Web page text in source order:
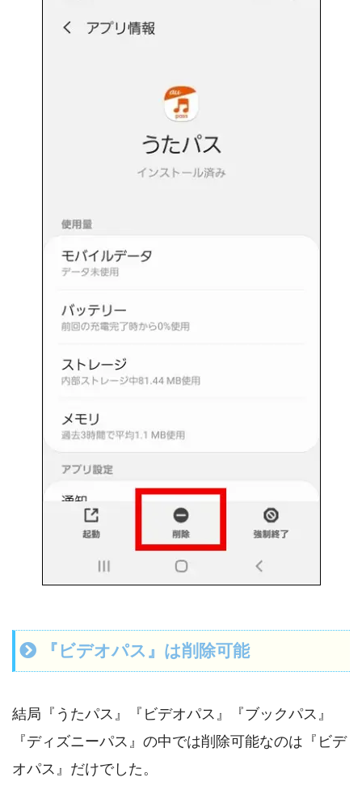
『ビデオパス』は削除可能
結局『うたパス』『ビデオパス』『ブックパス』
『ディズニーパス』の中では削除可能なのは『ビデ
オパス』だけでした。